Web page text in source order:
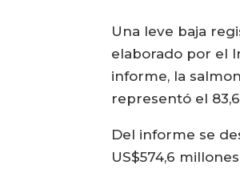
Una leve baja
elaborado por el
informe, la
representó el
Del informe se
US$574,6